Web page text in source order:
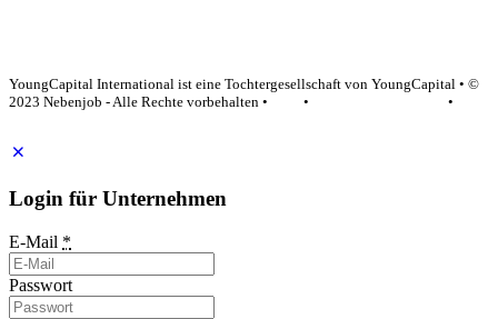
YoungCapital International ist eine Tochtergesellschaft von YoungCapital • ©
2023 Nebenjob - Alle Rechte vorbehalten •
•
•
Login für Unternehmen
E-Mail *
Passwort